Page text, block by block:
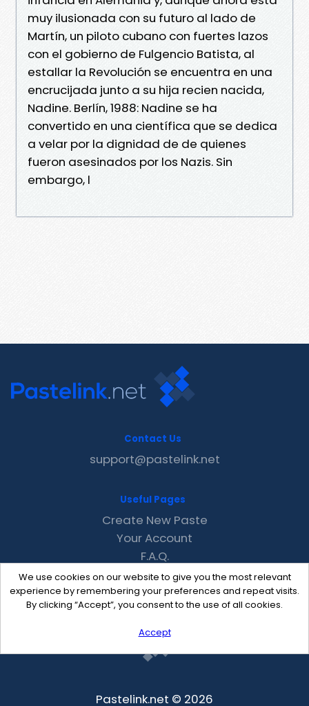
muy ilusionada con su futuro al lado de
Martín, un piloto cubano con fuertes lazos
con el gobierno de Fulgencio Batista, al
estallar la Revolución se encuentra en una
encrucijada junto a su hija recien nacida,
Nadine. Berlín, 1988: Nadine se ha
convertido en una científica que se dedica
a velar por la dignidad de de quienes
fueron asesinados por los Nazis. Sin
embargo, l
We use cookies on our website to give you the most relevant
experience by remembering your preferences and repeat visits.
By clicking “Accept”, you consent to the use of all cookies.
Accept
Contact Us
support@pastelink.net
Useful Pages
Create New Paste
Your Account
F.A.Q.
Recent
Contact
Pastelink.net © 2026